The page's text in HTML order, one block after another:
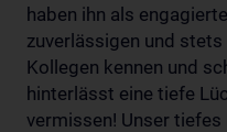
haben ihn als
zuverlässigen und
Kollegen kennen und
hinterlässt eine tiefe
vermissen! Unser